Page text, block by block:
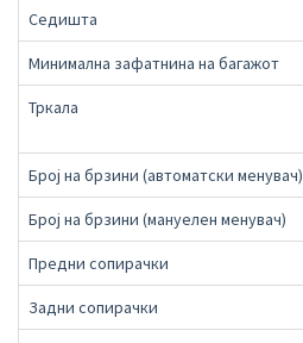
Седишта
Минимална зафатнина на багажот
Тркала
Број на брзини (автоматски менувач)
Број на брзини (мануелен менувач)
Предни сопирачки
Задни сопирачки